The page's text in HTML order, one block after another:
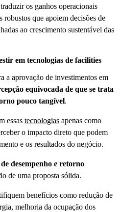
os ganhos operacionais
robustos que apoiem decisões de
ao crescimento sustentável das
em tecnologias de facilities
a aprovação de investimentos em
equivocada de que se trata
pouco tangível.
essas tecnologias apenas como
o impacto direto que podem
e os resultados do negócio.
desempenho e retorno
de uma proposta sólida.
benefícios como redução de
melhoria da ocupação dos